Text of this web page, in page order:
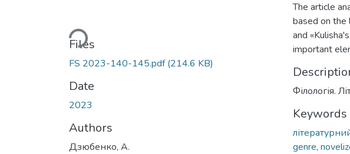
Loading...
Files
FS 2023-140-145.pdf(214.6 KB)
Date
2023
Authors
Дзюбенко, А.
The article
based on the
and
important
Філологія.
Keywords
genre,